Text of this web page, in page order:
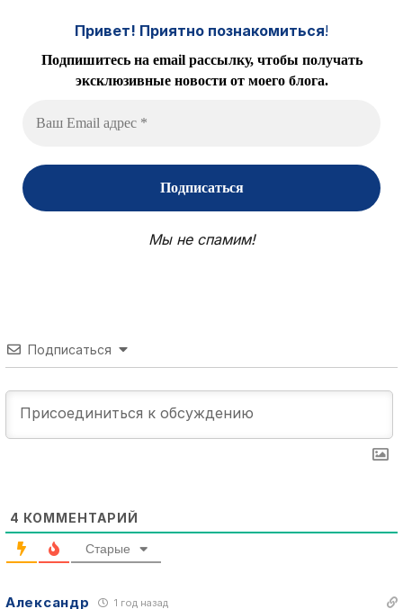
Привет! Приятно познакомиться!
Подпишитесь на email рассылку, чтобы получать
эксклюзивные новости от моего блога.
Мы не спамим!
Подписаться
4 КОММЕНТАРИЙ
Старые
Александр 1 год назад